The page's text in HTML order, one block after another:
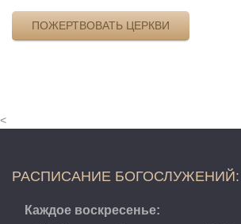
ПОЖЕРТВОВАТЬ ЦЕРКВИ
<
РАСПИСАНИЕ БОГОСЛУЖЕНИЙ:
Каждое воскресенье: